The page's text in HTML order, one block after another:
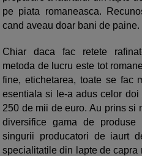
pe piata romaneasca.
cand aveau doar bani de paine.
Chiar daca fac retete
metoda de lucru este tot
fine, etichetarea, toate se fac
esentiala si le-a adus celor
250 de mii de euro. Au prins si
diversifice gama de
singurii producatori de iaurt
specialitatile din lapte de capra